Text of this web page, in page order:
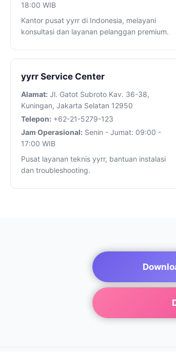
18:00 WIB
Kantor pusat yyrr di Indonesia, melayani
konsultasi dan layanan pelanggan premium.
yyrr Service Center
Alamat: Jl. Gatot Subroto Kav. 36-38,
Kuningan, Jakarta Selatan 12950
Telepon: +62-21-5279-123
Jam Operasional: Senin - Jumat: 09:00 -
17:00 WIB
Pusat layanan teknis yyrr, bantuan instalasi
dan troubleshooting.